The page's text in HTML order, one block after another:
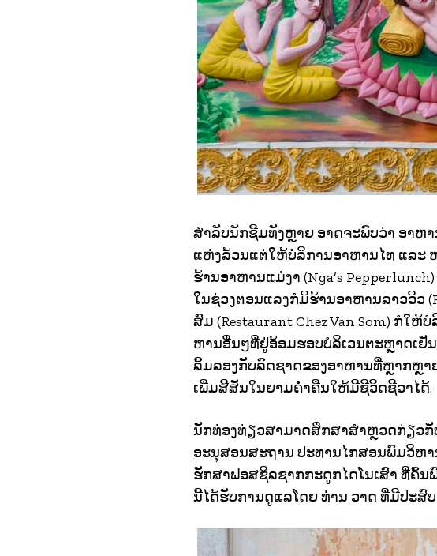
ສໍາລັບນັກຊີມທັງຫຼາຍ ອາດຈະພົບວ່າ ອາຫ
ແຫ່ງລ້ວນແຕ່ໃຫ້ບໍລິການອາຫານໄທ ແລະ
ຮ້ານອາຫານແມ່ງາ (Nga’s
ໃນຊ່ວງຕອນແລງກໍມີຮ້ານອາຫານລາວວິວ
ສົມ (Restaurant Chez Van Som) ກໍໃ
ຫານອື່ນໆທີ່ຢູ່ອ້ອມຮອບບໍລິເວນຕະຫຼາດເຢັນ
ລິ້ມລອງກັບລົດຊາດຂອງອາຫານທີ່ຫຼາກຫຼາ
ເພີ່ມສີສັນໃນຍາມຄໍ່າຄືນໃຫ້ມີຊີວິດຊີວາໄດ້.
ນັກທ່ອງທ່ຽວສາມາດສຶກສາສໍາຫຼວດກ່ຽວ
ອະນຸສອນສະຖານ ປະທານໄກສອນພົມວິຫ
ຮັກສາຟອສຊິລຊາກກະດູກໄດໂນເສົາ ທີ່ຄົ້ນ
ນີ້ໄດ້ຮັບການດູແລໂດຍ ທ່ານ ວາດ ທີ່ມີປະສົ